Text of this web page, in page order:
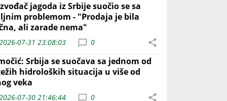
jagoda iz Srbije suočio se sa
problemom - "Prodaja je bila
ali zarade nema"
07-31 23:08:03 0
Srbija se suočava sa jednom od
hidroloških situacija u više od
veka
07-30 21:46:44 0